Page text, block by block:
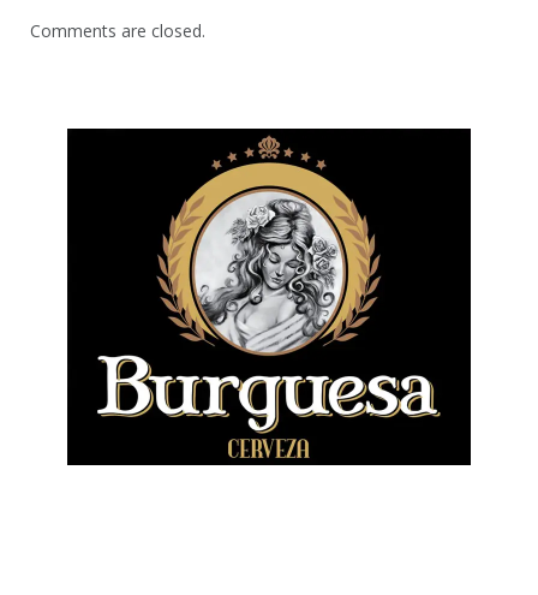
Comments are closed.